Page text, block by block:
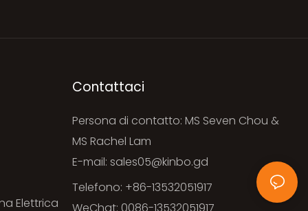
Elettrica
Contattaci
Persona di contatto: MS Seven Chou &
MS Rachel Lam
E-mail: sales05@kinbo.gd
Telefono: +86-13532051917
WeChat: 0086-13532051917